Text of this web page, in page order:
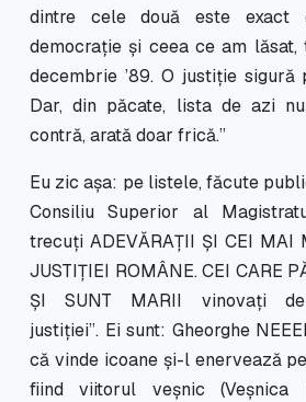
dintre cele două este exact
democrație și ceea ce am
decembrie ’89. O justiție
Dar, din păcate, lista de azi
contră, arată doar fricǎ.”
Eu zic așa: pe listele, făcute
Consiliu Superior al
trecuți ADEVĂRAȚII ȘI CEI MAI
JUSTIȚIEI ROMÂNE. CEI CARE
ȘI SUNT MARII vinovați de
justiției”. Ei sunt: Gheorghe
că vinde icoane și-l enervează
fiind viitorul veșnic (Veșnica